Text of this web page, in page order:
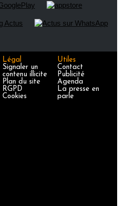
Légal
Signaler un
contenu illicite
Plan du site
RGPD
Cookies
Utiles
Contact
Publicité
Agenda
La presse en
parle